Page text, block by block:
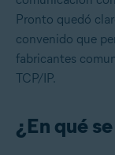
Pronto quedó
convenido que
fabricantes
TCP/IP.
¿En qué